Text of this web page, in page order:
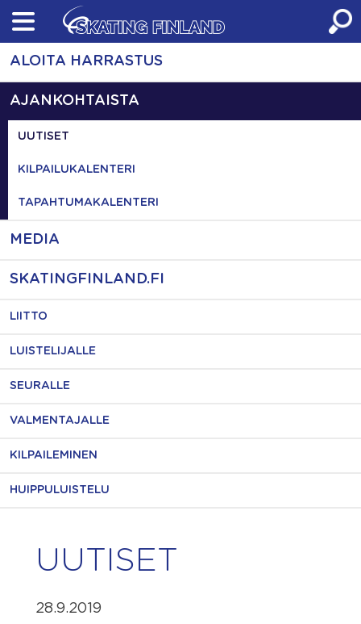
Skip
content
ALOITA HARRASTUS
AJANKOHTAISTA
UUTISET
KILPAILUKALENTERI
TAPAHTUMAKALENTERI
MEDIA
SKATINGFINLAND.FI
LIITTO
LUISTELIJALLE
SEURALLE
VALMENTAJALLE
KILPAILEMINEN
HUIPPULUISTELU
UUTISET
28.9.2019